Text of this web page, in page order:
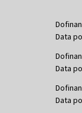
Data
Data
Data